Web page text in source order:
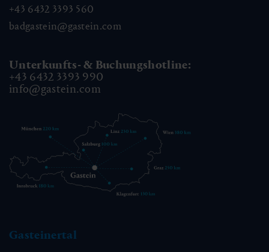
+43 6432 3393 560
badgastein@gastein.com
Unterkunfts- & Buchungshotline:
+43 6432 3393 990
info@gastein.com
Gasteinertal